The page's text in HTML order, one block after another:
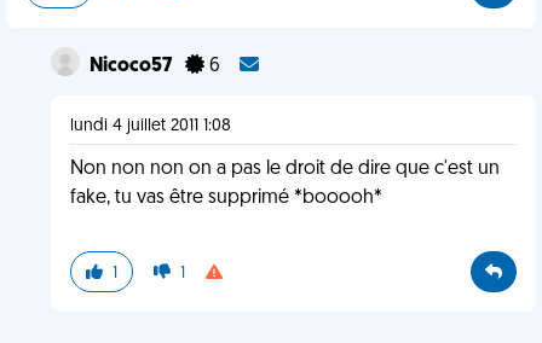
Nicoco57 6
lundi 4 juillet 2011 1:08
Non non non on a pas le droit de dire que c'est un
fake, tu vas être supprimé *booooh*
1 1